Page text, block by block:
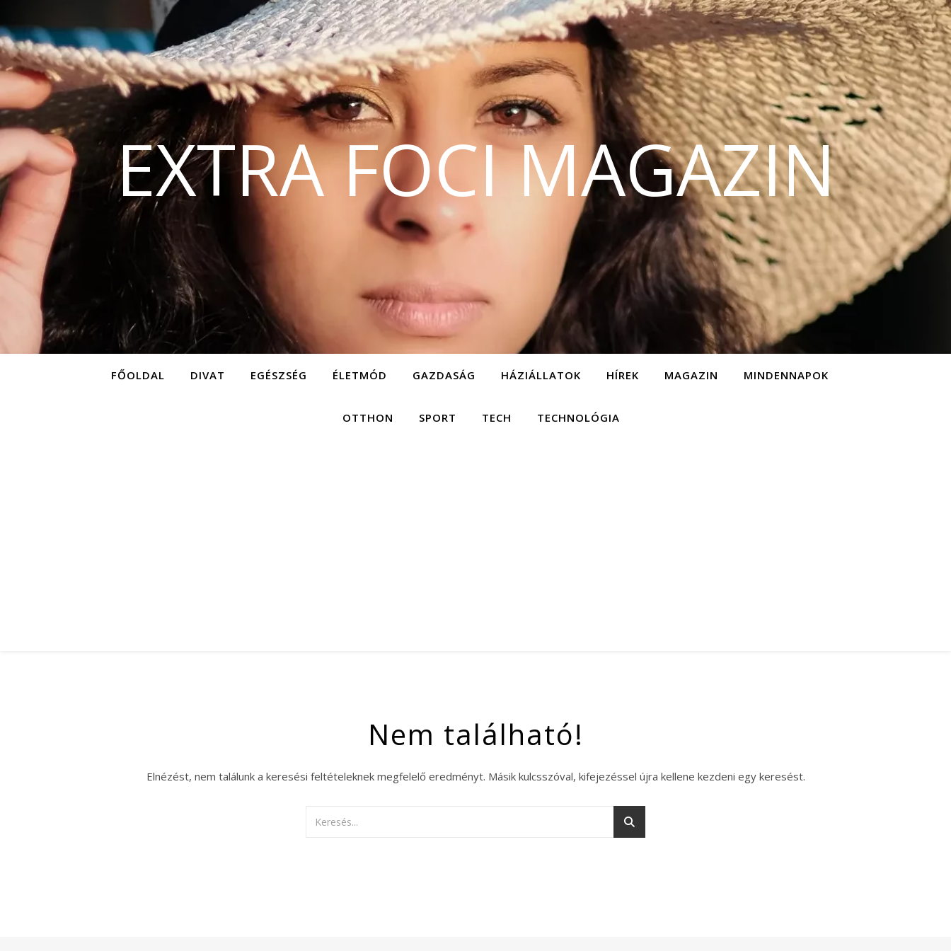
EXTRA FOCI MAGAZIN
FŐOLDAL DIVAT EGÉSZSÉG ÉLETMÓD GAZDASÁG HÁZIÁLLATOK HÍREK MAGAZIN MINDENNAPOK
OTTHON SPORT TECH TECHNOLÓGIA
Nem található!
Elnézést, nem találunk a keresési feltételeknek megfelelő eredményt. Másik kulcsszóval, kifejezéssel újra kellene kezdeni egy keresést.